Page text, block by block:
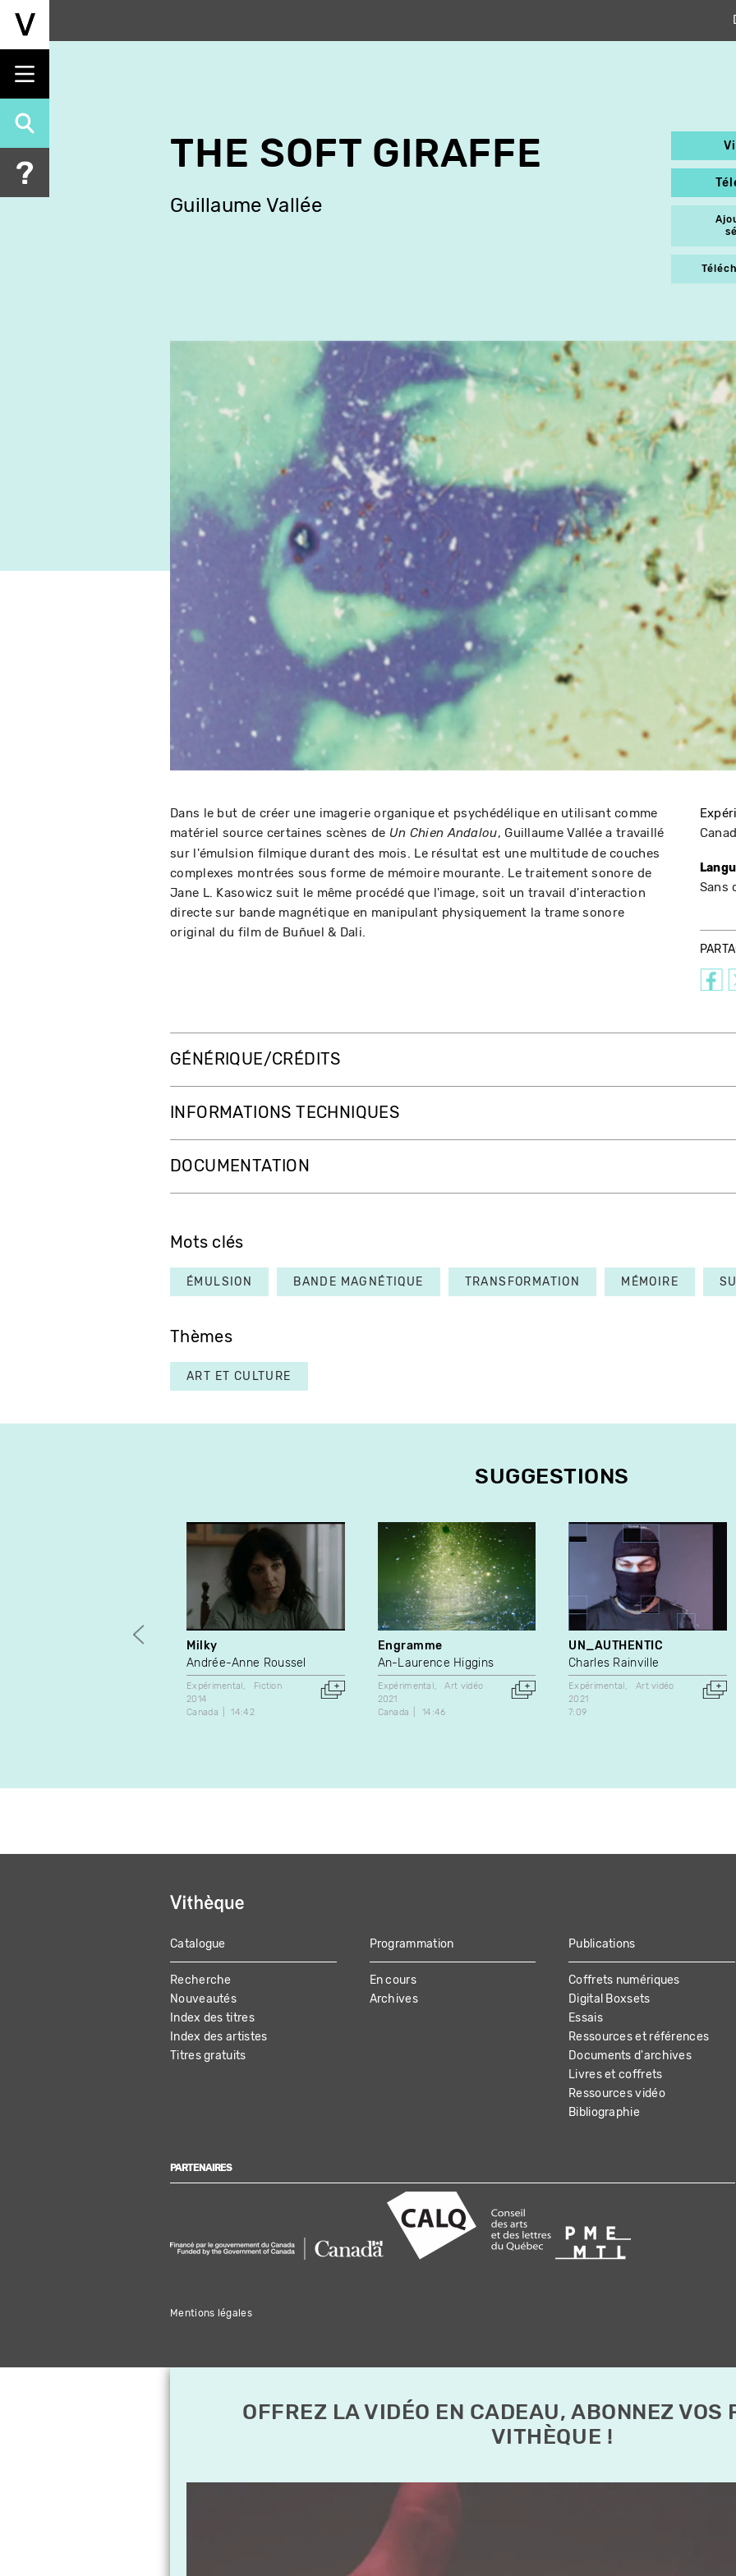
Aller
principal
THE SOFT GIRAFFE
Guillaume Vallée
Dans le but de créer une imagerie organique et psychédélique en utilisant comme
matériel source certaines scènes de Un Chien Andalou, Guillaume Vallée a travaillé
sur l'émulsion filmique durant des mois. Le résultat est une multitude de couches
complexes montrées sous forme de mémoire mourante. Le traitement sonore de
Jane L. Kasowicz suit le même procédé que l'image, soit un travail d'interaction
directe sur bande magnétique en manipulant physiquement la trame sonore
original du film de Buñuel & Dali.
Sans
GÉNÉRIQUE/CRÉDITS
INFORMATIONS TECHNIQUES
DOCUMENTATION
Mots clés
ÉMULSION BANDE MAGNÉTIQUE TRANSFORMATION MÉMOIRE
Thèmes
ART ET CULTURE
SUGGESTIONS
Milky
Andrée-Anne Roussel
Expérimental
Fiction
2014
Canada
14:42
Engramme
An-Laurence Higgins
Expérimental
Art vidéo
2021
Canada
14:46
UN_AUTHENTIC
Charles Rainville
Expérimental
Art vidéo
2021
7:09
MAIN
NAVIGATION
Catalogue
Recherche
Nouveautés
Index des titres
Index des artistes
Titres gratuits
Programmation
En cours
Archives
Publications
Coffrets numériques
Digital Boxsets
Essais
Ressources et références
Documents d'archives
Livres et coffrets
Ressources vidéo
Bibliographie
PARTENAIRES
Mentions légales